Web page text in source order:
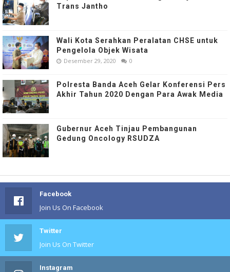
Trans Jantho
Wali Kota Serahkan Peralatan CHSE untuk
Pengelola Objek Wisata
Desember 29, 2020 0
Polresta Banda Aceh Gelar Konferensi Pers
Akhir Tahun 2020 Dengan Para Awak Media
Gubernur Aceh Tinjau Pembangunan
Gedung Oncology RSUDZA
Facebook
Join Us On Facebook
Twitter
Join Us On Twitter
Instagram